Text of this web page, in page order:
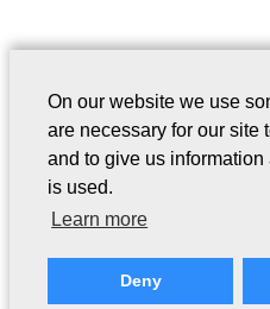
On our website we use
are necessary for our site
and to give us
is used.
Learn more
Deny